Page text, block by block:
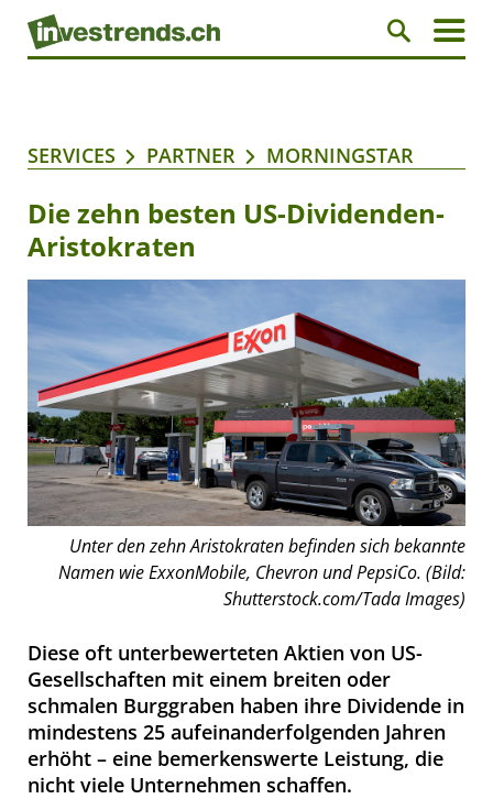
SERVICES PARTNER MORNINGSTAR
Die zehn besten US-Dividenden-
Aristokraten
Unter den zehn Aristokraten befinden sich bekannte
Namen wie ExxonMobile, Chevron und PepsiCo. (Bild:
Shutterstock.com/Tada Images)
Diese oft unterbewerteten Aktien von US-
Gesellschaften mit einem breiten oder
schmalen Burggraben haben ihre Dividende in
mindestens 25 aufeinanderfolgenden Jahren
erhöht – eine bemerkenswerte Leistung, die
nicht viele Unternehmen schaffen.